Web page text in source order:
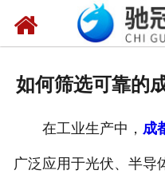
如何筛选可靠的
在工业生产中， 成
广泛应用于光伏、半导